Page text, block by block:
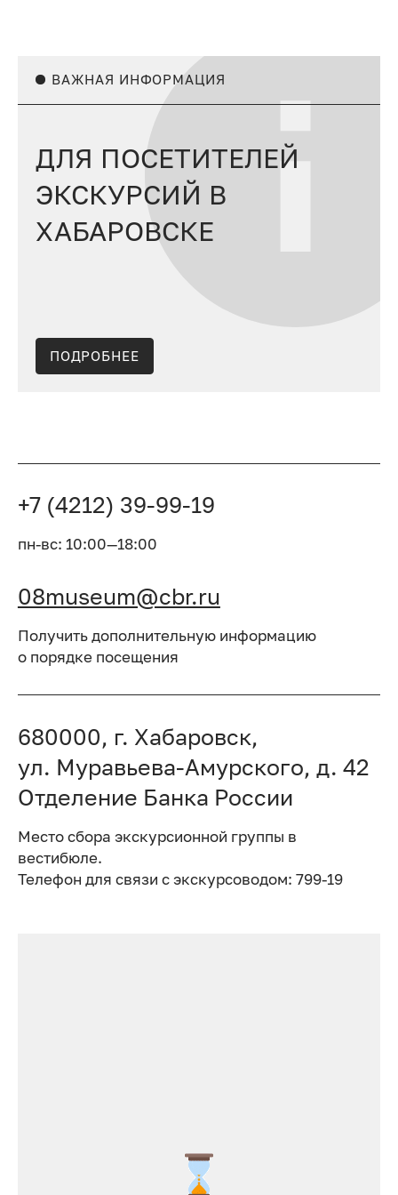
ВАЖНАЯ ИНФОРМАЦИЯ
ДЛЯ ПОСЕТИТЕЛЕЙ
ЭКСКУРСИЙ В
ХАБАРОВСКЕ
ПОДРОБНЕЕ
+7 (4212) 39-99-19
пн-вс: 10:00—18:00
08museum@cbr.ru
Получить дополнительную информацию
о порядке посещения
680000, г. Хабаровск,
ул. Муравьева-Амурского, д. 42
Отделение Банка России
Место сбора экскурсионной группы в
вестибюле.
Телефон для связи с экскурсоводом: 799-19